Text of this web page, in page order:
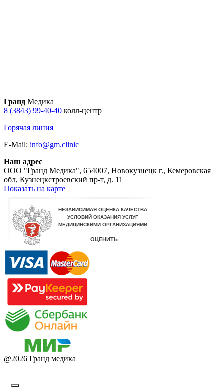
Гранд Медика
8 (3843) 99-40-40 колл-центр
Горячая линия
E-Mail: info@gm.clinic
Наш адрес
ООО "Гранд Медика", 654007, Новокузнецк г., Кемеровская
обл, Кузнецкстроевский пр-т, д. 11
Показать на карте
@2026 Гранд медика